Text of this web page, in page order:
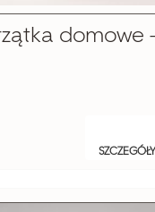
domowe -
SZCZEGÓŁY